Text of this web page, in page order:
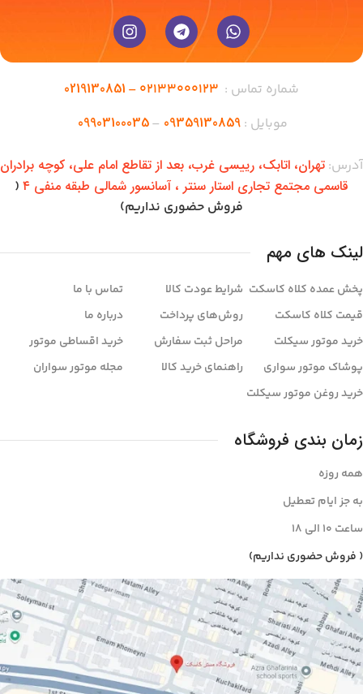
شماره تماس : 02133000123 –
0219130851
موبایل : 09359130859
–
09903100035
آدرس: تهران،‌ اتابک، رییسی غرب، بعد از تقاطع امام علی، کوچه برادران
قاسمی مجتمع تجاری استار سنتر ، آسانسور شمالی طبقه منفی ۴
(
فروش حضوری نداریم)
لینک های مهم
پخش عمده کلاه کاسکت
قیمت کلاه کاسکت
خرید موتور سیکلت
پوشاک موتور سواری
خرید روغن موتور سیکلت
شرایط عودت کالا
روش‌های پرداخت
مراحل ثبت سفارش
راهنمای خرید کالا
تماس با ما
درباره ما
خرید اقساطی موتور
مجله موتور سواران
زمان بندی فروشگاه
همه روزه
به جز ایام تعطیل
ساعت ۱۰ الی ۱8
( فروش حضوری نداریم)